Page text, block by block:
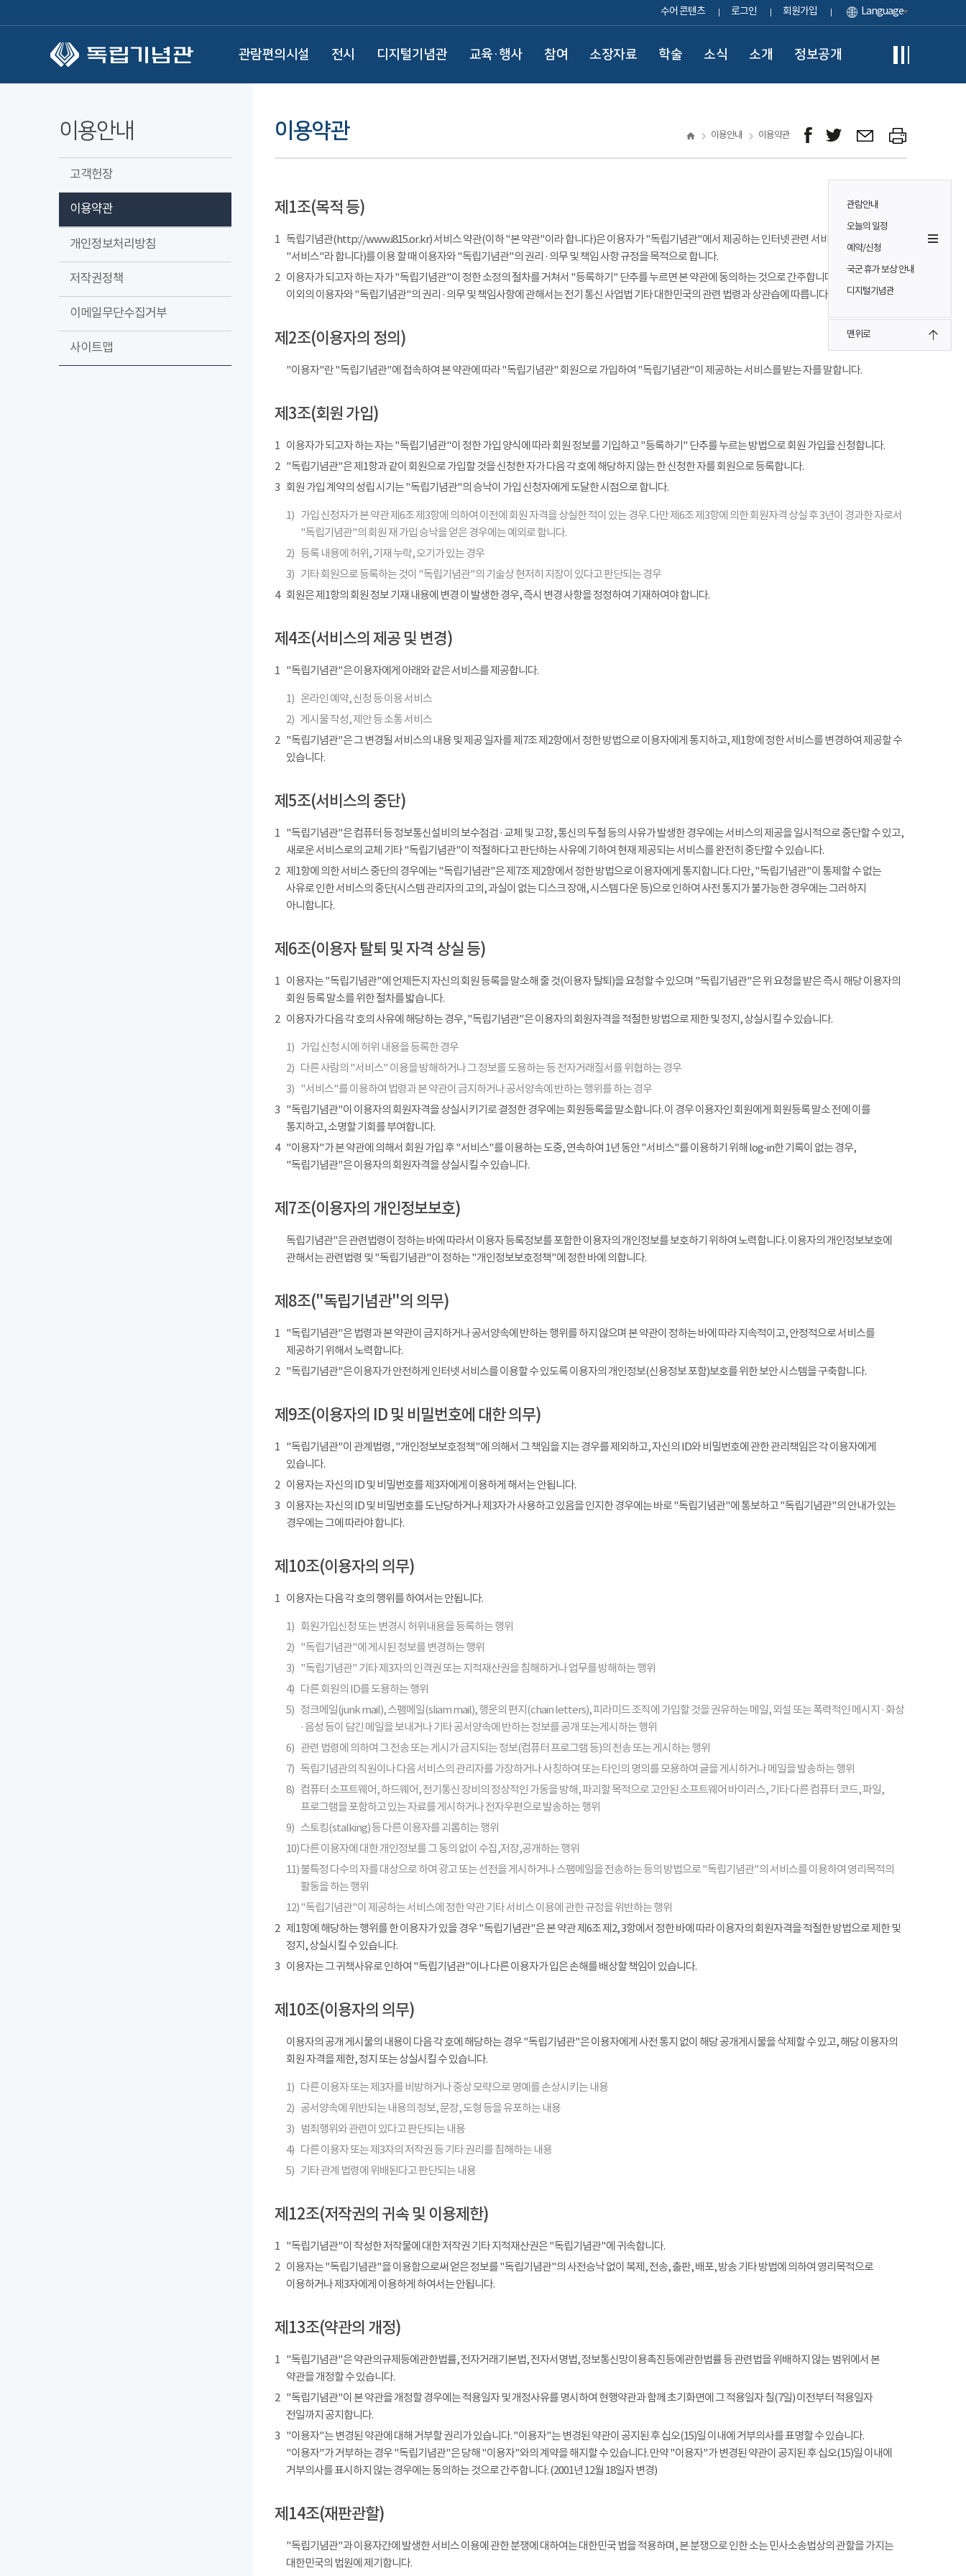
수어 콘텐츠 로그인 회원가입 Language
관람편의시설 전시 디지털기념관 교육·행사 참여 소장자료 학술 소식 소개 정보공개
관람안내
오늘의 일정
예약/신청
국군 휴가 보상 안내
디지털기념관
맨위로
이용안내
고객헌장
이용약관
개인정보처리방침
저작권정책
이메일무단수집거부
사이트맵
이용약관 이용안내 이용약관
제1조(목적 등)
1 독립기념관(http://www.i815.or.kr) 서비스 약관(이하 "본 약관"이라 합니다)은 이용자가 "독립기념관"에서 제공하는 인터넷 관련 서비스(이하
"서비스"라 합니다)를 이용 할 때 이용자와 "독립기념관"의 권리 · 의무 및 책임 사항 규정을 목적으로 합니다.
2 이용자가 되고자 하는 자가 "독립기념관"이 정한 소정의 절차를 거쳐서 "등록하기" 단추를 누르면 본 약관에 동의하는 것으로 간주합니다. 본 약관에 정하는
이외의 이용자와 "독립기념관"의 권리 · 의무 및 책임사항에 관해서는 전기 통신 사업법 기타 대한민국의 관련 법령과 상관습에 따릅니다.
제2조(이용자의 정의)
"이용자"란 "독립기념관"에 접속하여 본 약관에 따라 "독립기념관" 회원으로 가입하여 "독립기념관"이 제공하는 서비스를 받는 자를 말합니다.
제3조(회원 가입)
1 이용자가 되고자 하는 자는 "독립기념관"이 정한 가입 양식에 따라 회원 정보를 기입하고 "등록하기" 단추를 누르는 방법으로 회원 가입을 신청합니다.
2 "독립기념관"은 제1항과 같이 회원으로 가입할 것을 신청한 자가 다음 각 호에 해당하지 않는 한 신청한 자를 회원으로 등록합니다.
3 회원 가입 계약의 성립 시기는 "독립기념관"의 승낙이 가입 신청자에게 도달한 시점으로 합니다.
1) 가입 신청자가 본 약관 제6조 제3항에 의하여 이전에 회원 자격을 상실한 적이 있는 경우. 다만 제6조 제3항에 의한 회원자격 상실 후 3년이 경과한 자로서
"독립기념관"의 회원 재 가입 승낙을 얻은 경우에는 예외로 합니다.
2) 등록 내용에 허위, 기재 누락, 오기가 있는 경우
3) 기타 회원으로 등록하는 것이 "독립기념관"의 기술상 현저히 지장이 있다고 판단되는 경우
4
회원은 제1항의 회원 정보 기재 내용에 변경 이 발생한 경우, 즉시 변경 사항을 정정하여 기재하여야 합니다.
제4조(서비스의 제공 및 변경)
1 "독립기념관"은 이용자에게 아래와 같은 서비스를 제공합니다.
1) 온라인 예약, 신청 등 이용 서비스
2) 게시물 작성, 제안 등 소통 서비스
2 "독립기념관"은 그 변경될 서비스의 내용 및 제공 일자를 제7조 제2항에서 정한 방법으로 이용자에게 통지하고, 제1항에 정한 서비스를 변경하여 제공할 수
있습니다.
제5조(서비스의 중단)
1 "독립기념관"은 컴퓨터 등 정보통신설비의 보수점검 · 교체 및 고장, 통신의 두절 등의 사유가 발생한 경우에는 서비스의 제공을 일시적으로 중단할 수 있고,
새로운 서비스로의 교체 기타 "독립기념관"이 적절하다고 판단하는 사유에 기하여 현재 제공되는 서비스를 완전히 중단할 수 있습니다.
2 제1항에 의한 서비스 중단의 경우에는 "독립기념관"은 제7조 제2항에서 정한 방법으로 이용자에게 통지합니다. 다만, "독립기념관"이 통제할 수 없는
사유로 인한 서비스의 중단(시스템 관리자의 고의, 과실이 없는 디스크 장애, 시스템 다운 등)으로 인하여 사전 통지가 불가능한 경우에는 그러하지
아니합니다.
제6조(이용자 탈퇴 및 자격 상실 등)
1 이용자는 "독립기념관"에 언제든지 자신의 회원 등록을 말소해 줄 것(이용자 탈퇴)을 요청할 수 있으며 "독립기념관"은 위 요청을 받은 즉시 해당 이용자의
회원 등록 말소를 위한 절차를 밟습니다.
2 이용자가 다음 각 호의 사유에 해당하는 경우, "독립기념관"은 이용자의 회원자격을 적절한 방법으로 제한 및 정지, 상실시킬 수 있습니다.
1) 가입 신청 시에 허위 내용을 등록한 경우
2) 다른 사람의 "서비스" 이용을 방해하거나 그 정보를 도용하는 등 전자거래질서를 위협하는 경우
3) "서비스"를 이용하여 법령과 본 약관이 금지하거나 공서양속에 반하는 행위를 하는 경우
3 "독립기념관"이 이용자의 회원자격을 상실시키기로 결정한 경우에는 회원등록을 말소합니다. 이 경우 이용자인 회원에게 회원등록 말소 전에 이를
통지하고, 소명할 기회를 부여합니다.
4
"이용자"가 본 약관에 의해서 회원 가입 후 "서비스"를 이용하는 도중, 연속하여 1년 동안 "서비스"를 이용하기 위해 log-in한 기록이 없는 경우,
"독립기념관"은 이용자의 회원자격을 상실시킬 수 있습니다.
제7조(이용자의 개인정보보호)
독립기념관"은 관련법령이 정하는 바에 따라서 이용자 등록정보를 포함한 이용자의 개인정보를 보호하기 위하여 노력합니다. 이용자의 개인정보보호에
관해서는 관련법령 및 "독립기념관"이 정하는 "개인정보보호정책"에 정한 바에 의합니다.
제8조("독립기념관"의 의무)
1 "독립기념관"은 법령과 본 약관이 금지하거나 공서양속에 반하는 행위를 하지 않으며 본 약관이 정하는 바에 따라 지속적이고, 안정적으로 서비스를
제공하기 위해서 노력합니다.
2 "독립기념관"은 이용자가 안전하게 인터넷 서비스를 이용할 수 있도록 이용자의 개인정보(신용정보 포함)보호를 위한 보안 시스템을 구축합니다.
제9조(이용자의 ID 및 비밀번호에 대한 의무)
1 "독립기념관"이 관계법령, "개인정보보호정책"에 의해서 그 책임을 지는 경우를 제외하고, 자신의 ID와 비밀번호에 관한 관리책임은 각 이용자에게
있습니다.
2 이용자는 자신의 ID 및 비밀번호를 제3자에게 이용하게 해서는 안됩니다.
3 이용자는 자신의 ID 및 비밀번호를 도난당하거나 제3자가 사용하고 있음을 인지한 경우에는 바로 "독립기념관"에 통보하고 "독립기념관"의 안내가 있는
경우에는 그에 따라야 합니다.
제10조(이용자의 의무)
1 이용자는 다음 각 호의 행위를 하여서는 안됩니다.
1) 회원가입신청 또는 변경시 허위내용을 등록하는 행위
2) "독립기념관"에 게시된 정보를 변경하는 행위
3) "독립기념관" 기타 제3자의 인격권 또는 지적재산권을 침해하거나 업무를 방해하는 행위
4) 다른 회원의 ID를 도용하는 행위
5) 정크메일(junk mail), 스팸메일(sliam mail), 행운의 편지(chain letters), 피라미드 조직에 가입할 것을 권유하는 메일, 외설 또는 폭력적인 메시지 · 화상
· 음성 등이 담긴 메일을 보내거나 기타 공서양속에 반하는 정보를 공개 또는게시하는 행위
6) 관련 법령에 의하여 그 전송 또는 게시가 금지되는 정보(컴퓨터 프로그램 등)의 전송 또는 게시하는 행위
7) 독립기념관의 직원이나 다음 서비스의 관리자를 가장하거나 사칭하여 또는 타인의 명의를 모용하여 글을 게시하거나 메일을 발송하는 행위
8) 컴퓨터 소프트웨어, 하드웨어, 전기통신 장비의 정상적인 가동을 방해, 파괴할 목적으로 고안된 소프트웨어 바이러스, 기타 다른 컴퓨터 코드, 파일,
프로그램을 포함하고 있는 자료를 게시하거나 전자우편으로 발송하는 행위
9) 스토킹(stalking) 등 다른 이용자를 괴롭히는 행위
10)다른 이용자에 대한 개인정보를 그 동의 없이 수집,저장,공개하는 행위
11)불특정 다수의 자를 대상으로 하여 광고 또는 선전을 게시하거나 스팸메일을 전송하는 등의 방법으로 "독립기념관"의 서비스를 이용하여 영리목적의
활동을 하는 행위
12)"독립기념관"이 제공하는 서비스에 정한 약관 기타 서비스 이용에 관한 규정을 위반하는 행위
2 제1항에 해당하는 행위를 한 이용자가 있을 경우 "독립기념관"은 본 약관 제6조 제2, 3항에서 정한 바에 따라 이용자의 회원자격을 적절한 방법으로 제한 및
정지, 상실시킬 수 있습니다.
3 이용자는 그 귀책사유로 인하여 "독립기념관"이나 다른 이용자가 입은 손해를 배상할 책임이 있습니다.
제10조(이용자의 의무)
이용자의 공개 게시물의 내용이 다음 각 호에 해당하는 경우 "독립기념관"은 이용자에게 사전 통지 없이 해당 공개게시물을 삭제할 수 있고, 해당 이용자의
회원 자격을 제한, 정지 또는 상실시킬 수 있습니다.
1) 다른 이용자 또는 제3자를 비방하거나 중상 모략으로 명예를 손상시키는 내용
2) 공서양속에 위반되는 내용의 정보, 문장, 도형 등을 유포하는 내용
3)
범죄행위와 관련이 있다고 판단되는 내용
4) 다른 이용자 또는 제3자의 저작권 등 기타 권리를 침해하는 내용
5) 기타 관계 법령에 위배된다고 판단되는 내용
제12조(저작권의 귀속 및 이용제한)
1 "독립기념관"이 작성한 저작물에 대한 저작권 기타 지적재산권은 "독립기념관"에 귀속합니다.
2 이용자는 "독립기념관"을 이용함으로써 얻은 정보를 "독립기념관"의 사전승낙 없이 복제, 전송, 출판, 배포, 방송 기타 방법에 의하여 영리목적으로
이용하거나 제3자에게 이용하게 하여서는 안됩니다.
제13조(약관의 개정)
1 "독립기념관"은 약관의규제등에관한법률, 전자거래기본법, 전자서명법, 정보통신망이용촉진등에관한법률 등 관련법을 위배하지 않는 범위에서 본
약관을 개정할 수 있습니다.
2 "독립기념관"이 본 약관을 개정할 경우에는 적용일자 및 개정사유를 명시하여 현행약관과 함께 초기화면에 그 적용일자 칠(7일) 이전부터 적용일자
전일까지 공지합니다.
3 "이용자"는 변경된 약관에 대해 거부할 권리가 있습니다. "이용자"는 변경된 약관이 공지된 후 십오(15)일 이내에 거부의사를 표명할 수 있습니다.
"이용자"가 거부하는 경우 "독립기념관"은 당해 "이용자"와의 계약을 해지할 수 있습니다. 만약 "이용자"가 변경된 약관이 공지된 후 십오(15)일 이내에
거부의사를 표시하지 않는 경우에는 동의하는 것으로 간주합니다. (2001년 12월 18일자 변경)
제14조(재판관할)
"독립기념관"과 이용자간에 발생한 서비스 이용에 관한 분쟁에 대하여는 대한민국 법을 적용하며, 본 분쟁으로 인한 소는 민사소송법상의 관할을 가지는
대한민국의 법원에 제기합니다.